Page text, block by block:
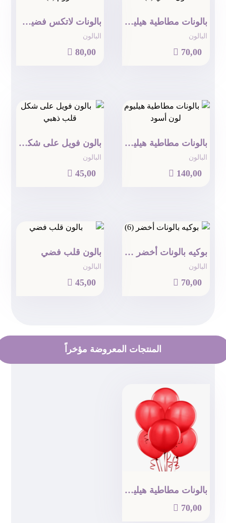
بالونات مطاطية هيليوم لون فضي (6)
البالون
 70,00
بالونات لاتكس فضية كروم (6)
البالون
 80,00
بالونات مطاطية هيليوم لون أسود
البالون
 140,00
بالون فويل على شكل قلب ذهبي
البالون
 45,00
بوكيه بالونات أخضر (6)
البالون
 70,00
بالون قلب فضي
البالون
 45,00
المنتجات المعروضة مؤخراً
بالونات مطاطية هيليوم لون أحمر (6)
 70,00